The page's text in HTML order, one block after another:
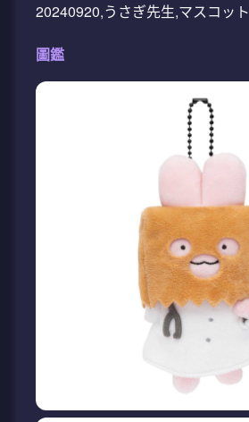
20240920,うさぎ先生,マスコット
圖鑑